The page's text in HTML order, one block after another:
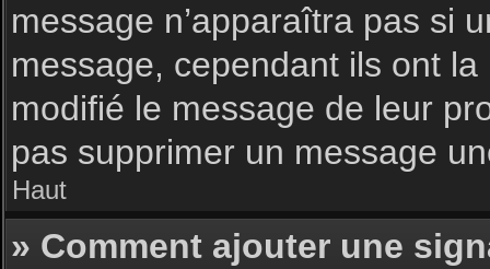
message n’apparaîtra pas si
message, cependant ils ont
modifié le message de leur
pas supprimer un message
Haut
» Comment ajouter une